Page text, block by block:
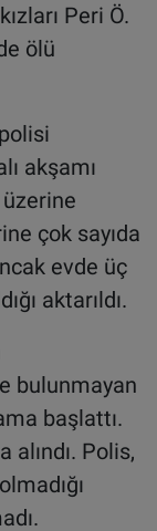
Peri Ö.
ölü
akşamı
çok sayıda
evde üç
aktarıldı.
bulunmayan
başlattı.
alındı. Polis,